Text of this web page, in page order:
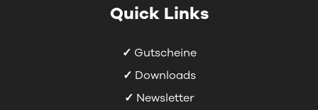
Quick Links
✓ Gutscheine
✓ Downloads
✓ Newsletter